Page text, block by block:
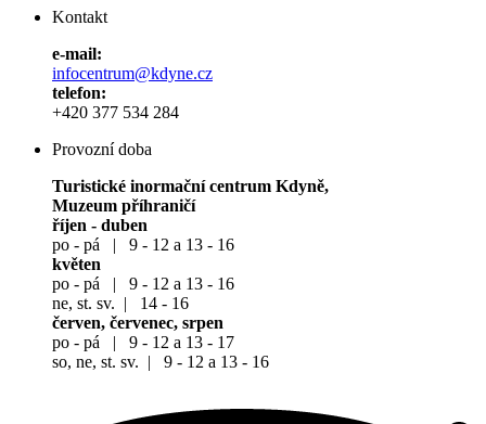
Kontakt
e-mail:
infocentrum@kdyne.cz
telefon:
+420 377 534 284
Provozní doba
Turistické inormační centrum Kdyně,
Muzeum příhraničí
říjen - duben
po - pá | 9 - 12 a 13 - 16
květen
po - pá | 9 - 12 a 13 - 16
ne, st. sv. | 14 - 16
červen, červenec, srpen
po - pá | 9 - 12 a 13 - 17
so, ne, st. sv. | 9 - 12 a 13 - 16